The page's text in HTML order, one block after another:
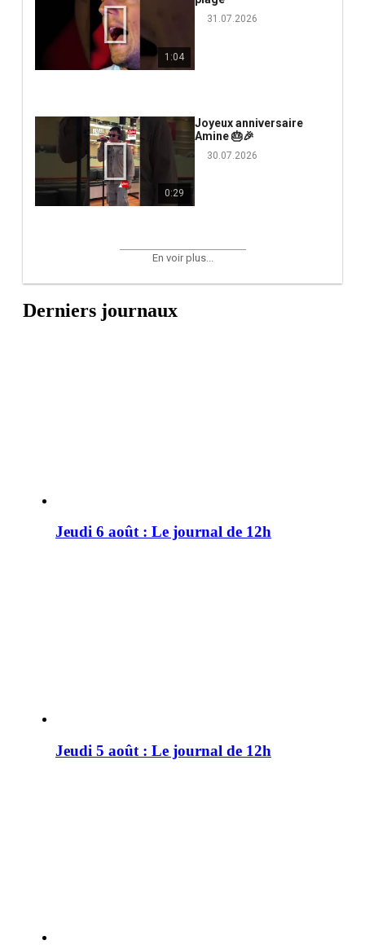
1:04
31.07.2026
0:29
Joyeux anniversaire
Amine 🎂🎉
30.07.2026
En voir plus...
Derniers journaux
Jeudi 6 août : Le journal de 12h
Jeudi 5 août : Le journal de 12h